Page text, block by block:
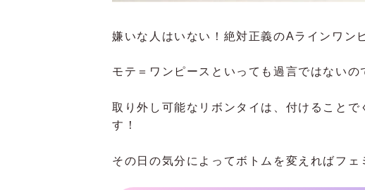
嫌いな人はいない！絶対正義のAラインワン
モテ＝ワンピースといっても過言ではないの
取り外し可能なリボンタイは、付けること
す！
その日の気分によってボトムを変えればフ